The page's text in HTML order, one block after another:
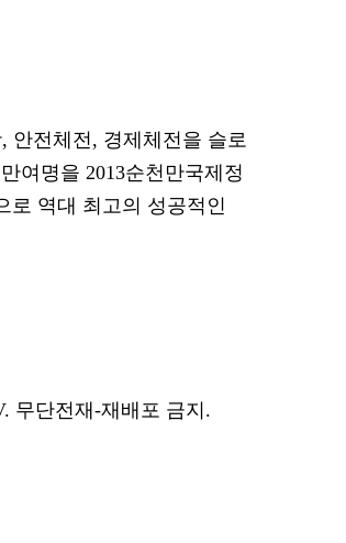
안전체전, 경제체전을 슬로
여명을 2013순천만국제정
로 역대 최고의 성공적인
무단전재-재배포 금지.